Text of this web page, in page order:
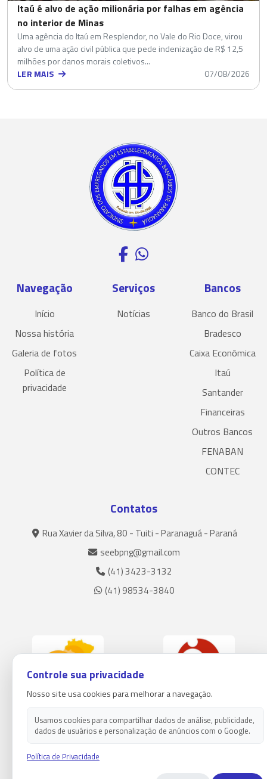
Itaú é alvo de ação milionária por falhas em agência
no interior de Minas
Uma agência do Itaú em Resplendor, no Vale do Rio Doce, virou
alvo de uma ação civil pública que pede indenização de R$ 12,5
milhões por danos morais coletivos...
LER MAIS
07/08/2026
Navegação
Início
Nossa história
Galeria de fotos
Política de
privacidade
Serviços
Notícias
Bancos
Banco do Brasil
Bradesco
Caixa Econômica
Itaú
Santander
Financeiras
Outros Bancos
FENABAN
CONTEC
Contatos
Rua Xavier da Silva, 80 - Tuiti - Paranaguá - Paraná
seebpng@gmail.com
(41) 3423-3132
(41) 98534-3840
Controle sua privacidade
Nosso site usa cookies para melhorar a navegação.
Usamos cookies para compartilhar dados de análise, publicidade,
dados de usuários e personalização de anúncios com o Google.
Política de Privacidade